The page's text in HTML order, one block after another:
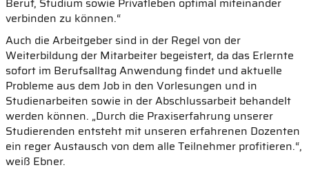
verbinden zu können.“
Auch die Arbeitgeber sind in der Regel von der
Weiterbildung der Mitarbeiter begeistert, da das Erlernte
sofort im Berufsalltag Anwendung findet und aktuelle
Probleme aus dem Job in den Vorlesungen und in
Studienarbeiten sowie in der Abschlussarbeit behandelt
werden können. „Durch die Praxiserfahrung unserer
Studierenden entsteht mit unseren erfahrenen Dozenten
ein reger Austausch von dem alle Teilnehmer profitieren.“,
weiß Ebner.